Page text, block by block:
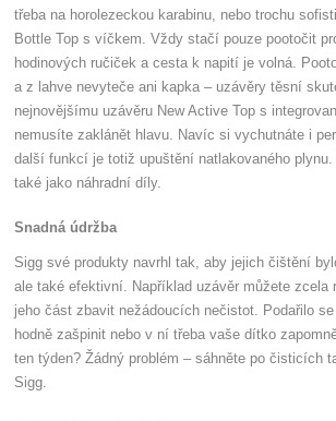
třeba na horolezeckou karabinu, nebo trochu
Bottle Top s víčkem. Vždy stačí pouze pootočit
hodinových ručiček a cesta k napití je volná.
a z lahve nevyteče ani kapka – uzávěry těsní
nejnovějšímu uzávěru New Active Top s
nemusíte zaklánět hlavu. Navíc si vychutnáte i
další funkcí je totiž upuštění natlakovaného
také jako náhradní díly.
Snadná údržba
Sigg své produkty navrhl tak, aby jejich čištění
ale také efektivní. Například uzávěr můžete zcela
jeho část zbavit nežádoucích nečistot. Podařilo se
hodně zašpinit nebo v ní třeba vaše dítko
ten týden? Žádný problém – sáhněte po čisticích
Sigg.